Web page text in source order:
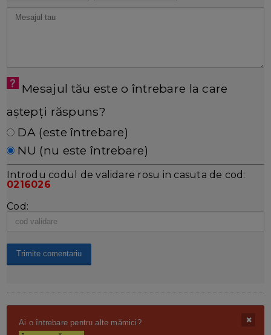
Mesajul tău este o întrebare la care
aștepți răspuns?
DA (este întrebare)
NU (nu este întrebare)
Introdu codul de validare rosu in casuta de cod:
0216026
Cod:
Ai o întrebare pentru alte mămici?